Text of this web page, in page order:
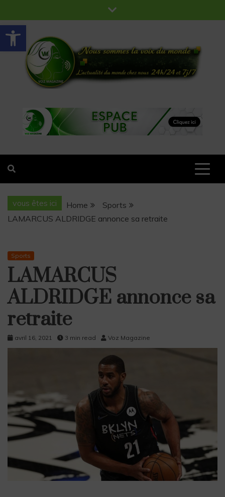
Ouvrir la barre d’outils
VOZ MAGAZINE
vous êtes ici Home
Sports
LAMARCUS ALDRIDGE annonce sa retraite
Sports
LAMARCUS
ALDRIDGE annonce sa
retraite
avril 16, 2021 3 min read Voz Magazine